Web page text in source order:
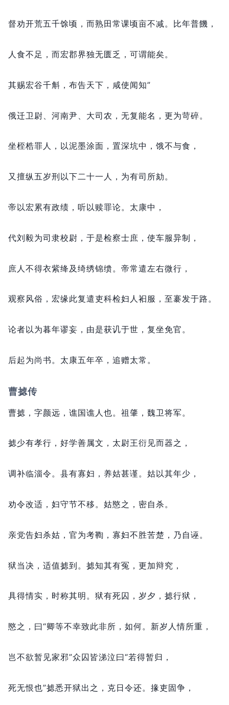
督劝开荒五千馀顷， 而熟田常课顷亩不减。 比年普饑，
人食不足， 而宏郡界独无匮乏， 可谓能矣。
其赐宏谷千斛， 布告天下， 咸使闻知”
俄迁卫尉、河南尹、大司农， 无复能名， 更为苛碎。
坐桎梏罪人， 以泥墨涂面， 置深坑中， 饿不与食，
又擅纵五岁刑以下二十一人， 为有司所劾。
帝以宏累有政绩， 听以赎罪论。 太康中，
代刘毅为司隶校尉， 于是检察士庶， 使车服异制，
庶人不得衣紫绛及绮绣锦缋。 帝常遣左右微行，
观察风俗， 宏缘此复遣吏科检妇人衵服， 至褰发于路。
论者以为暮年谬妄， 由是获讥于世， 复坐免官。
后起为尚书。 太康五年卒， 追赠太常。
曹摅传
曹摅， 字颜远， 谯国谯人也。 祖肇， 魏卫将军。
摅少有孝行， 好学善属文， 太尉王衍见而器之，
调补临淄令。 县有寡妇， 养姑甚谨。 姑以其年少，
劝令改适， 妇守节不移。 姑愍之， 密自杀。
亲党告妇杀姑， 官为考鞫， 寡妇不胜苦楚， 乃自诬。
狱当决， 适值摅到。 摅知其有冤， 更加辩究，
具得情实， 时称其明。 狱有死囚， 岁夕， 摅行狱，
愍之， 曰“卿等不幸致此非所， 如何。 新岁人情所重，
岂不欲暂见家邪”众囚皆涕泣曰“若得暂归，
死无恨也”摅悉开狱出之， 克日令还。 掾吏固争，